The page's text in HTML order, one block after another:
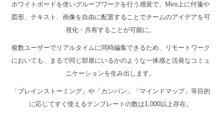
ホワイトボードを使いグループワークを行う感覚で、Miro上に付箋や
図形、テキスト、 画像を自由に配置することでチームのアイデアを可
視化・共有することが可能に。
複数ユーザーでリアルタイムに同時編集できるため、リモートワーク
においても、
まるで同じ部屋にいるかのような一体感と活発なコミュ
ニケーションを生み出します。
「ブレインストーミング」や「カンバン」「マインドマップ」等目的
に応じてすぐ使えるテンプレートの数は1,000以上存在。